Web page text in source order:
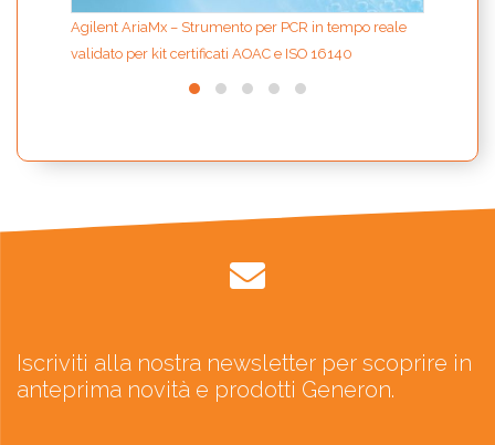
Agilent AriaMx – Strumento per PCR in tempo reale
validato per kit certificati AOAC e ISO 16140
Iscriviti alla nostra newsletter per scoprire in
anteprima novità e prodotti Generon.